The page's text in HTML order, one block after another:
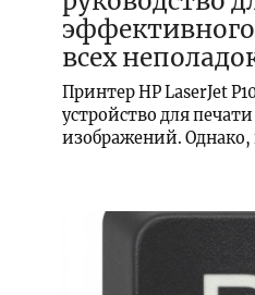
всех
Принтер HP LaserJet
устройство для
изображений. Однако,